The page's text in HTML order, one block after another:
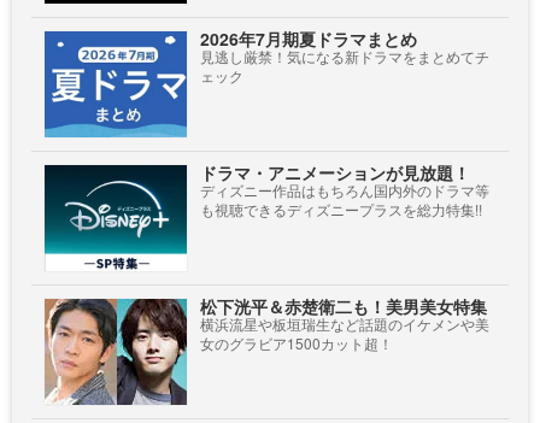
2026年7月期夏ドラマまとめ
見逃し厳禁！気になる新ドラマをまとめてチ
ェック
ドラマ・アニメーションが見放題！
ディズニー作品はもちろん国内外のドラマ等
も視聴できるディズニープラスを総力特集!!
松下洸平＆赤楚衛二も！美男美女特集
横浜流星や板垣瑞生など話題のイケメンや美
女のグラビア1500カット超！